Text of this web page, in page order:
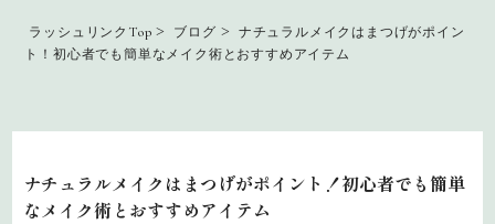
ラッシュリンクTop > ブログ >
ナチュラルメイクはまつげがポイン
ト！初心者でも簡単なメイク術とおすすめアイテム
ナチュラルメイクはまつげがポイント！初心者でも簡単
なメイク術とおすすめアイテム